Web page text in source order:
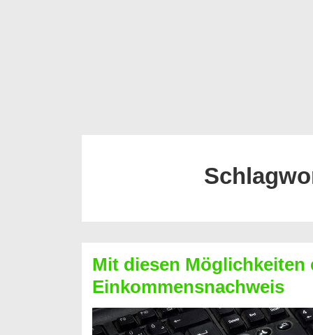
Mit diesen Möglichkeiten
Einkommensnachweis